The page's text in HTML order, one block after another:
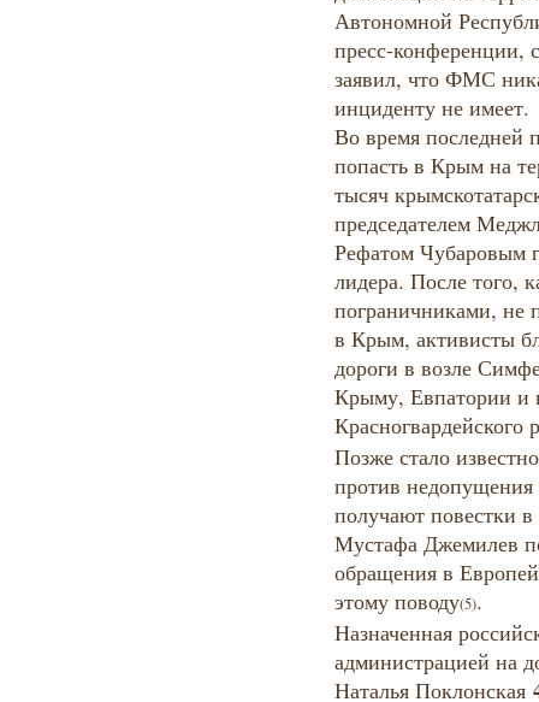
Автономной
пресс-конференции,
заявил, что ФМС
инциденту не имеет.
Во время последней
попасть в Крым на
тысяч
председателем
Рефатом Чубаровым
лидера. После того,
пограничниками, не
в Крым, активисты
дороги в возле
Крыму, Евпатории и
Красногвардейского
Позже стало
против
получают повестки в
Мустафа Джемилев
обращения в
этому поводу(5).
Назначенная
администрацией на
Наталья Поклонская